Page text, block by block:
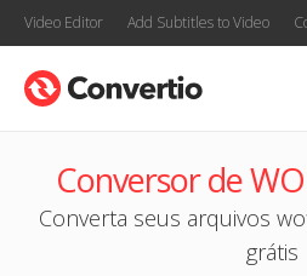
Video Editor Add Subtitles to Video
Conversor de
Converta seus arquivos
grátis